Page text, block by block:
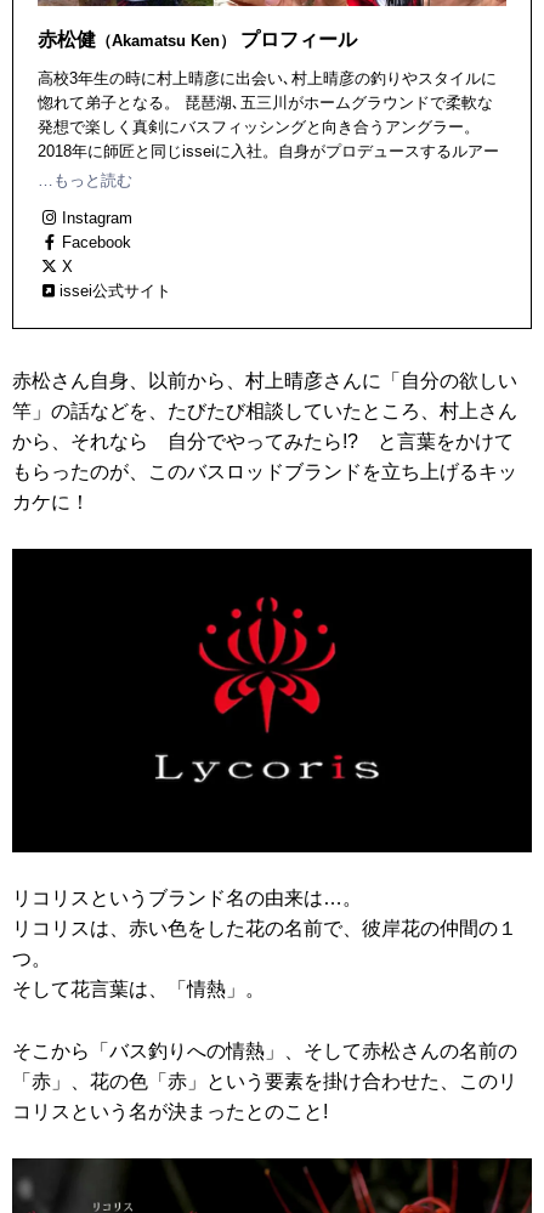
赤松健 （Akamatsu Ken） プロフィール
高校3年生の時に村上晴彦に出会い､村上晴彦の釣りやスタイルに
惚れて弟子となる。 琵琶湖､五三川がホームグラウンドで柔軟な
発想で楽しく真剣にバスフィッシングと向き合うアングラー。
2018年に師匠と同じisseiに入社。自身がプロデュースするルアー
も輩出中。 1985年生まれ、滋賀県出身、滋賀県在住。大の生き物
…もっと読む
Instagram
Facebook
X
issei公式サイト
赤松さん自身、以前から、村上晴彦さんに「自分の欲しい
竿」の話などを、たびたび相談していたところ、村上さん
から、それなら 自分でやってみたら!? と言葉をかけて
もらったのが、このバスロッドブランドを立ち上げるキッ
カケに！
リコリスというブランド名の由来は…。
リコリスは、赤い色をした花の名前で、彼岸花の仲間の１
つ。
そして花言葉は、「情熱」。
そこから「バス釣りへの情熱」、そして赤松さんの名前の
「赤」、花の色「赤」という要素を掛け合わせた、このリ
コリスという名が決まったとのこと!